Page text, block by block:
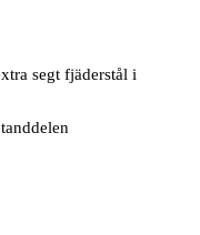
segt fjäderstål i